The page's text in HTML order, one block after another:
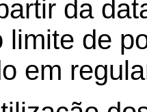
da
limite de
em